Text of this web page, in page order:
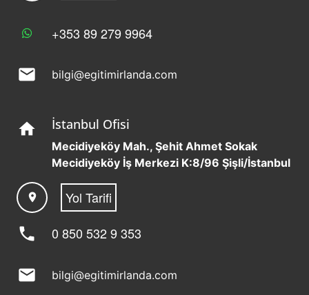
+353 89 279 9964
mail bilgi@egitimirlanda.com
home İstanbul Ofisi
Mecidiyeköy Mah., Şehit Ahmet Sokak
Mecidiyeköy İş Merkezi K:8/96 Şişli/İstanbul
location_on Yol Tarifi
phone 0 850 532 9 353
mail bilgi@egitimirlanda.com